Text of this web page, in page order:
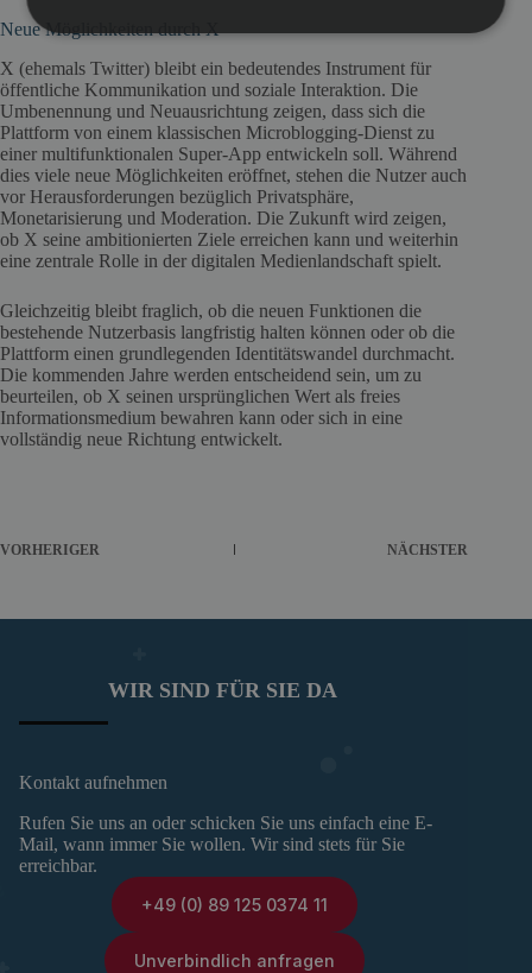
Neue Möglichkeiten durch X
X (ehemals Twitter) bleibt ein bedeutendes Instrument für
öffentliche Kommunikation und soziale Interaktion. Die
Umbenennung und Neuausrichtung zeigen, dass sich die
Plattform von einem klassischen Microblogging-Dienst zu
einer multifunktionalen Super-App entwickeln soll. Während
dies viele neue Möglichkeiten eröffnet, stehen die Nutzer auch
vor Herausforderungen bezüglich Privatsphäre,
Monetarisierung und Moderation. Die Zukunft wird zeigen,
ob X seine ambitionierten Ziele erreichen kann und weiterhin
eine zentrale Rolle in der digitalen Medienlandschaft spielt.
Gleichzeitig bleibt fraglich, ob die neuen Funktionen die
bestehende Nutzerbasis langfristig halten können oder ob die
Plattform einen grundlegenden Identitätswandel durchmacht.
Die kommenden Jahre werden entscheidend sein, um zu
beurteilen, ob X seinen ursprünglichen Wert als freies
Informationsmedium bewahren kann oder sich in eine
vollständig neue Richtung entwickelt.
VORHERIGER NÄCHSTER
WIR SIND FÜR SIE DA
Kontakt aufnehmen
Rufen Sie uns an oder schicken Sie uns einfach eine E-
Mail, wann immer Sie wollen. Wir sind stets für Sie
erreichbar.
+49 (0) 89 125 0374 11
Unverbindlich anfragen